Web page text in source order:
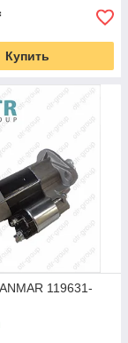
Купить
119631-